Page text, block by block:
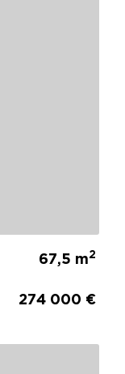
67,5 m2
274 000 €